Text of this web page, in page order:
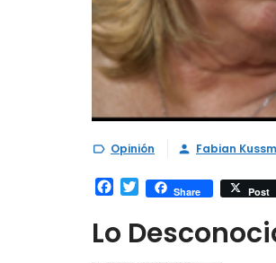
 Opinión  Fabian
Facebook
TwitterShare Post
Lo